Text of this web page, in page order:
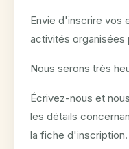
Envie d'inscrire vos
activités organisées
Nous serons très
Écrivez-nous et
les détails
la fiche d'inscription.